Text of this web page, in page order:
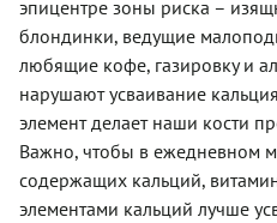
слишком
много
муки и не
лепим из
теста
колбаску:
просто
небольшие
порции
творожного
вариации
встречаются
в
малайзийской,
сингапурской
и даже
британской
кухнях!
Паста
карри
эпицентре зоны риска –
блондинки, ведущие
любящие кофе, газировку и
нарушают усваивание
элемент делает наши кости
Важно, чтобы в ежедневном
содержащих кальций,
элементами кальций лучше